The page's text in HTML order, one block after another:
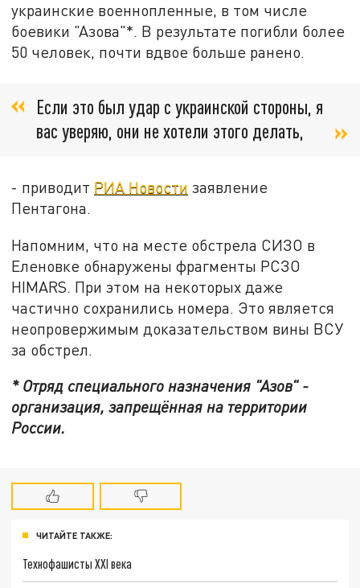
украинские военнопленные, в том числе
боевики "Азова"*. В результате погибли более
50 человек, почти вдвое больше ранено.
Если это был удар с украинской стороны, я
вас уверяю, они не хотели этого делать,
- приводит РИА Новости заявление
Пентагона.
Напомним, что на месте обстрела СИЗО в
Еленовке обнаружены фрагменты РСЗО
HIMARS. При этом на некоторых даже
частично сохранились номера. Это является
неопровержимым доказательством вины ВСУ
за обстрел.
* Отряд специального назначения "Азов" -
организация, запрещённая на территории
России.
ЧИТАЙТЕ ТАКЖЕ:
Технофашисты XXI века